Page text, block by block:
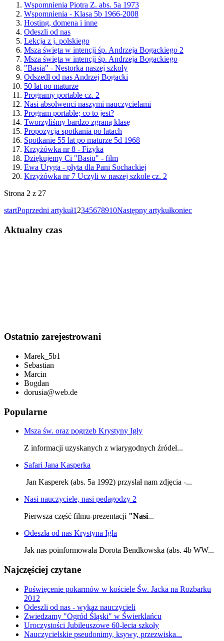
Wspomnienia Piotra Z. abs. 5a 1973
Wspomnienia - Klasa 5b 1966-2008
Hosting, domena i inne
Odeszli od nas
Lekcja z j. polskiego
Msza święta w intencji śp. Andrzeja Bogackiego 2
Msza święta w intencji śp. Andrzeja Bogackiego
"Basia" - Nestorka naszej szkoły
Odszedł od nas Andrzej Bogacki
50 lat po maturze
Programy portable cz. 2
Nasi absolwenci naszymi nauczycielami
Program portable; co to jest?
Tworzyliśmy bardzo zgraną klasę
Propozycja spotkania po latach
Spotkanie 55 lat po maturze 5d 1968
Krzyżówka nr 8 - Fizyka
Dziękujemy Ci "Basiu" - film
Ewa Uryga - płyta dla Pani Sochackiej
Krzyżówka nr 7 Uczyli w naszej szkole cz. 2
Strona 2 z 27
startPoprzedni artykuł1 2345678910Następny artykułkoniec
Aktualny czas
Ostatnio zarejestrowani
Marek_5b1
Sebastian
Marcin
Bogdan
dorusia@web.de
Popularne
Msza św. oraz pogrzeb Krystyny Igły
Z informacji uzyskanych z wiarygodnych źródeł...
Safari Jana Kasperka
Jan Kasperek (abs. 5a 1992) przysłał nam zdjęcia -...
Nasi nauczyciele, nasi pedagodzy 2
Pierwsza część filmu-prezentacji "Nasi...
Odeszła od nas Krystyna Igła
Jak nas poinformowała Dorota Bendkowska (abs. 4b WW...
Najczęściej czytane
Poświęcenie pokarmów w kościele Św. Jacka na Rozbarku
2012
Odeszli od nas - wykaz nauczycieli
Zwiedzamy "Ogród Śląski" w Świerklańcu
Uroczystości Jubileuszowe 60-lecia szkoły
Nauczycielskie pseudonimy, ksywy, przezwiska...